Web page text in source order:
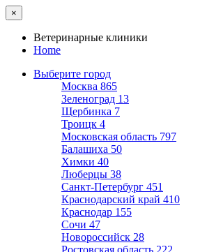
×
Ветеринарные клиники
Home
Выберите город
Москва 865
Зеленоград 13
Щербинка 7
Троицк 4
Московская область 797
Балашиха 50
Химки 40
Люберцы 38
Санкт-Петербург 451
Краснодарский край 410
Краснодар 155
Сочи 47
Новороссийск 28
Ростовская область 222